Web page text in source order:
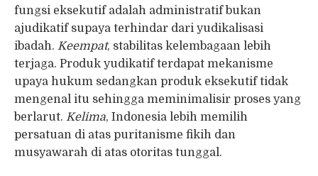
fungsi eksekutif adalah administratif bukan
ajudikatif supaya terhindar dari yudikalisasi
ibadah. Keempat, stabilitas kelembagaan lebih
terjaga. Produk yudikatif terdapat mekanisme
upaya hukum sedangkan produk eksekutif tidak
mengenal itu sehingga meminimalisir proses yang
berlarut. Kelima, Indonesia lebih memilih
persatuan di atas puritanisme fikih dan
musyawarah di atas otoritas tunggal.